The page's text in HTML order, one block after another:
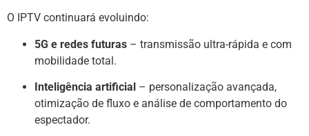
O IPTV continuará evoluindo:
5G e redes futuras – transmissão ultra-rápida e com
mobilidade total.
Inteligência artificial – personalização avançada,
otimização de fluxo e análise de comportamento do
espectador.